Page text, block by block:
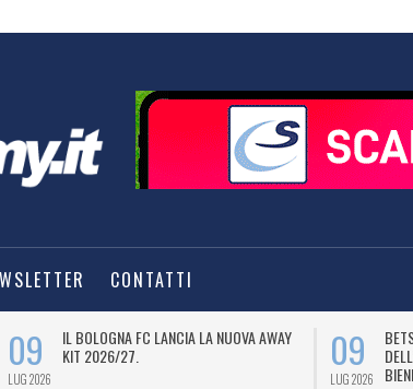
CONTATTI
09
LUG 2026
IL BOLOGNA FC LANCIA LA NUOVA AWAY
KIT 2026/27.
09
LUG 2026